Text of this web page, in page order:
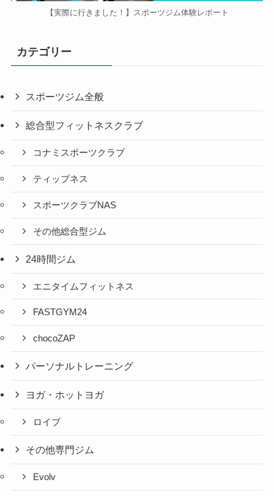
【実際に行きました！】スポーツジム体験レポート
カテゴリー
スポーツジム全般
総合型フィットネスクラブ
コナミスポーツクラブ
ティップネス
スポーツクラブNAS
その他総合型ジム
24時間ジム
エニタイムフィットネス
FASTGYM24
chocoZAP
パーソナルトレーニング
ヨガ・ホットヨガ
ロイブ
その他専門ジム
Evolv